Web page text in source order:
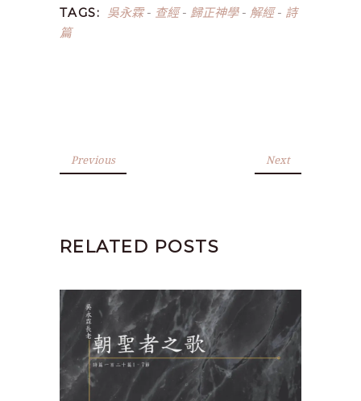
TAGS: 吳永霖- 查經- 歸正神學- 解經- 詩
篇
Previous Next
RELATED POSTS